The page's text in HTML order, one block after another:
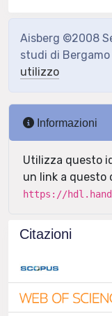
Aisberg ©2008
studi di Bergamo |
utilizzo
Informazioni
Utilizza questo
un link a questo
https://
Citazioni